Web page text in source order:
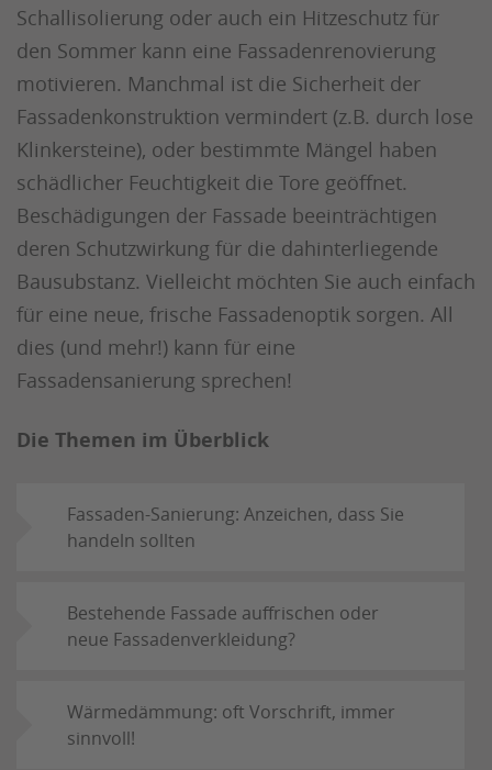
Schallisolierung oder auch ein Hitzeschutz für
den Sommer kann eine Fassadenrenovierung
motivieren. Manchmal ist die Sicherheit der
Fassadenkonstruktion vermindert (z.B. durch lose
Klinkersteine), oder bestimmte Mängel haben
schädlicher Feuchtigkeit die Tore geöffnet.
Beschädigungen der Fassade beeinträchtigen
deren Schutzwirkung für die dahinterliegende
Bausubstanz. Vielleicht möchten Sie auch einfach
für eine neue, frische Fassadenoptik sorgen. All
dies (und mehr!) kann für eine
Fassadensanierung sprechen!
Die Themen im Überblick
Fassaden-Sanierung: Anzeichen, dass Sie
handeln sollten
Bestehende Fassade auffrischen oder
neue Fassadenverkleidung?
Wärmedämmung: oft Vorschrift, immer
sinnvoll!